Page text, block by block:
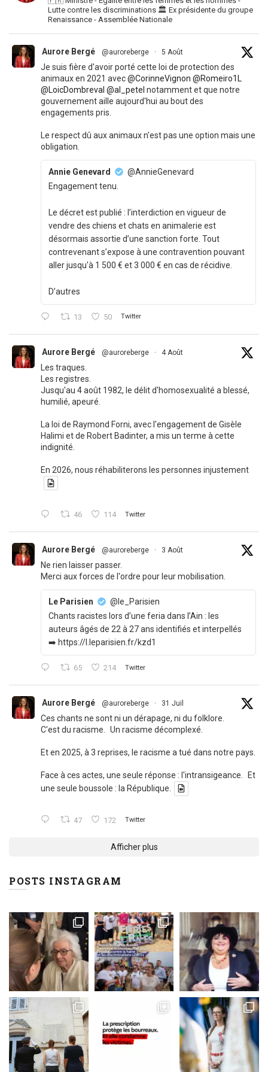
Lutte contre les discriminations 🏛 Ex présidente du groupe
Renaissance - Assemblée Nationale
Aurore Bergé @auroreberge · 5 Août
Je suis fière d'avoir porté cette loi de protection des
animaux en 2021 avec@CorinneVignon @Romeiro1L
@LoicDombreval @al_petel notamment et que notre
gouvernement aille aujourd'hui au bout des
engagements pris.
Le respect dû aux animaux n'est pas une option mais une
obligation.
Annie Genevard
@AnnieGenevard
Engagement tenu.
Le décret est publié : l’interdiction en vigueur de
vendre des chiens et chats en animalerie est
désormais assortie d’une sanction forte. Tout
contrevenant s’expose à une contravention pouvant
aller jusqu'à 1 500 € et 3 000 € en cas de récidive.
D’autres
13 50 Twitter
Aurore Bergé @auroreberge · 4 Août
Les traques.
Les registres.
Jusqu'au 4 août 1982, le délit d'homosexualité a blessé,
humilié, apeuré.
La loi de Raymond Forni, avec l'engagement de Gisèle
Halimi et de Robert Badinter, a mis un terme à cette
indignité.
En 2026, nous réhabiliterons les personnes injustement
46 114 Twitter
Aurore Bergé @auroreberge · 3 Août
Ne rien laisser passer.
Merci aux forces de l'ordre pour leur mobilisation.
Le Parisien
@le_Parisien
Chants racistes lors d’une feria dans l’Ain : les
auteurs âgés de 22 à 27 ans identifiés et interpellés
➡️ https://l.leparisien.fr/kzd1
65 214 Twitter
Aurore Bergé @auroreberge · 31 Juil
Ces chants ne sont ni un dérapage, ni du folklore.
C'est du racisme. Un racisme décomplexé.
Et en 2025, à 3 reprises, le racisme a tué dans notre pays.
Face à ces actes, une seule réponse : l'intransigeance. Et
une seule boussole : la République.
47 172 Twitter
Afficher plus
POSTS INSTAGRAM